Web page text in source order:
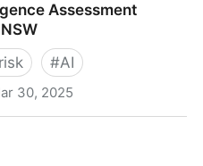
Assessment
risk #AI
30, 2025